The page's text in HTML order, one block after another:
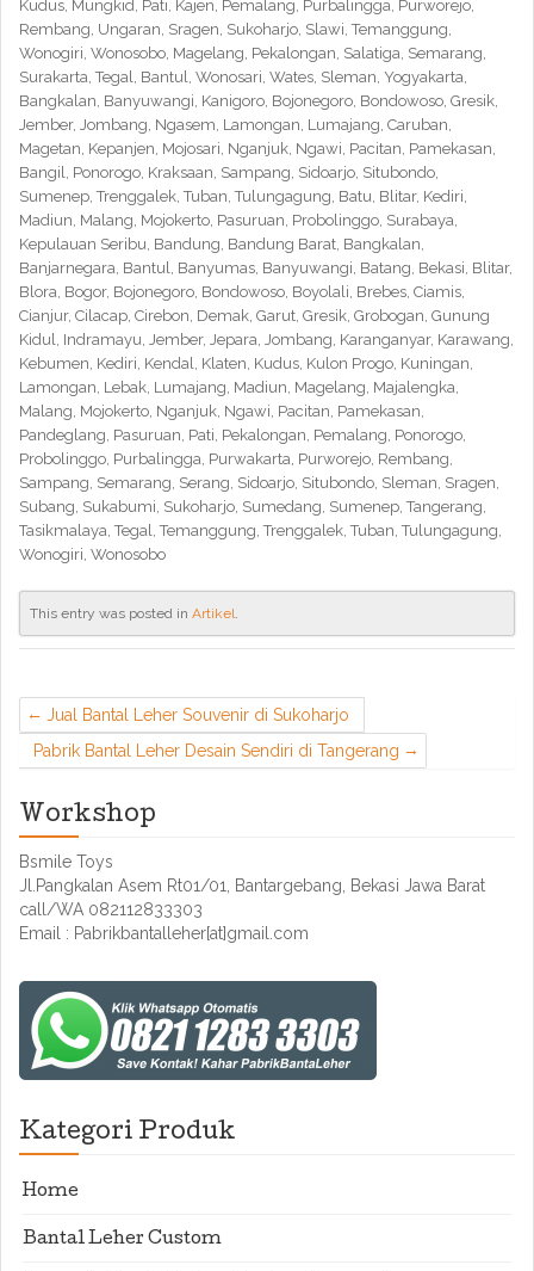
Kudus, Mungkid, Pati, Kajen, Pemalang, Purbalingga, Purworejo,
Rembang, Ungaran, Sragen, Sukoharjo, Slawi, Temanggung,
Wonogiri, Wonosobo, Magelang, Pekalongan, Salatiga, Semarang,
Surakarta, Tegal, Bantul, Wonosari, Wates, Sleman, Yogyakarta,
Bangkalan, Banyuwangi, Kanigoro, Bojonegoro, Bondowoso, Gresik,
Jember, Jombang, Ngasem, Lamongan, Lumajang, Caruban,
Magetan, Kepanjen, Mojosari, Nganjuk, Ngawi, Pacitan, Pamekasan,
Bangil, Ponorogo, Kraksaan, Sampang, Sidoarjo, Situbondo,
Sumenep, Trenggalek, Tuban, Tulungagung, Batu, Blitar, Kediri,
Madiun, Malang, Mojokerto, Pasuruan, Probolinggo, Surabaya,
Kepulauan Seribu, Bandung, Bandung Barat, Bangkalan,
Banjarnegara, Bantul, Banyumas, Banyuwangi, Batang, Bekasi, Blitar,
Blora, Bogor, Bojonegoro, Bondowoso, Boyolali, Brebes, Ciamis,
Cianjur, Cilacap, Cirebon, Demak, Garut, Gresik, Grobogan, Gunung
Kidul, Indramayu, Jember, Jepara, Jombang, Karanganyar, Karawang,
Kebumen, Kediri, Kendal, Klaten, Kudus, Kulon Progo, Kuningan,
Lamongan, Lebak, Lumajang, Madiun, Magelang, Majalengka,
Malang, Mojokerto, Nganjuk, Ngawi, Pacitan, Pamekasan,
Pandeglang, Pasuruan, Pati, Pekalongan, Pemalang, Ponorogo,
Probolinggo, Purbalingga, Purwakarta, Purworejo, Rembang,
Sampang, Semarang, Serang, Sidoarjo, Situbondo, Sleman, Sragen,
Subang, Sukabumi, Sukoharjo, Sumedang, Sumenep, Tangerang,
Tasikmalaya, Tegal, Temanggung, Trenggalek, Tuban, Tulungagung,
Wonogiri, Wonosobo
This entry was posted in Artikel.
Jual Bantal Leher Souvenir di Sukoharjo
Pabrik Bantal Leher Desain Sendiri di Tangerang
Workshop
Bsmile Toys
Jl.Pangkalan Asem Rt01/01, Bantargebang, Bekasi Jawa Barat
call/WA 082112833303
Email : Pabrikbantalleher[at]gmail.com
Kategori Produk
Home
Bantal Leher Custom